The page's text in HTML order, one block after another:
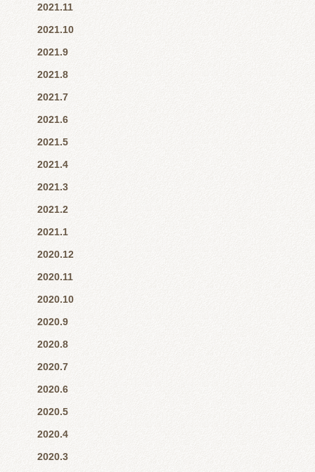
2021.11
2021.10
2021.9
2021.8
2021.7
2021.6
2021.5
2021.4
2021.3
2021.2
2021.1
2020.12
2020.11
2020.10
2020.9
2020.8
2020.7
2020.6
2020.5
2020.4
2020.3